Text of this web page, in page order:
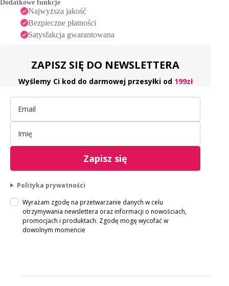
:Dodatkowe funkcje
Najwyższa jakość
Bezpieczne płatności
Satysfakcja gwarantowana
ZAPISZ SIĘ DO NEWSLETTERA
Wyślemy Ci kod do darmowej przesyłki od 199zł
Zapisz się
Polityka prywatności
Wyrażam zgodę na przetwarzanie danych w celu
otrzymywania newslettera oraz informacji o nowościach,
promocjach i produktach. Zgodę mogę wycofać w
dowolnym momencie